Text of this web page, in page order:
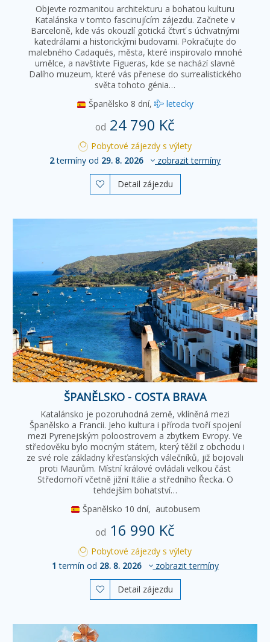
Objevte rozmanitou architekturu a bohatou kulturu
Katalánska v tomto fascinujícím zájezdu. Začnete v
Barceloně, kde vás okouzlí gotická čtvrť s úchvatnými
katedrálami a historickými budovami. Pokračujte do
malebného Cadaqués, města, které inspirovalo mnohé
umělce, a navštivte Figueras, kde se nachází slavné
Dalího muzeum, které vás přenese do surrealistického
světa tohoto génia…
Španělsko 8 dní, letecky
od 24 790 Kč
Pobytové zájezdy s výlety
2termíny od 29. 8. 2026 zobrazit termíny
 Detail zájezdu
ŠPANĚLSKO - COSTA BRAVA
Katalánsko je pozoruhodná země, vklíněná mezi
Španělsko a Francii. Jeho kultura i příroda tvoří spojení
mezi Pyrenejským poloostrovem a zbytkem Evropy. Ve
středověku bylo mocným státem, který těžil z obchodu i
ze své role základny křesťanských válečníků, již bojovali
proti Maurům. Místní králové ovládali velkou část
Středomoří včetně jižní Itálie a středního Řecka. O
tehdejším bohatství…
Španělsko 10 dní, autobusem
od 16 990 Kč
Pobytové zájezdy s výlety
1 termín od 28. 8. 2026 zobrazit termíny
 Detail zájezdu